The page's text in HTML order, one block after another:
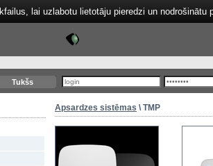
Tukšs
Apsardzes sistēmas \ TMP
lai uzlabotu lietotāju pieredzi un nodrošinātu